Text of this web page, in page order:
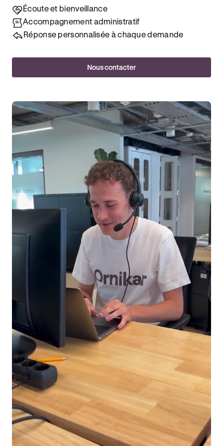
Écoute et bienveillance
Accompagnement administratif
Réponse personnalisée à chaque demande
Nous contacter